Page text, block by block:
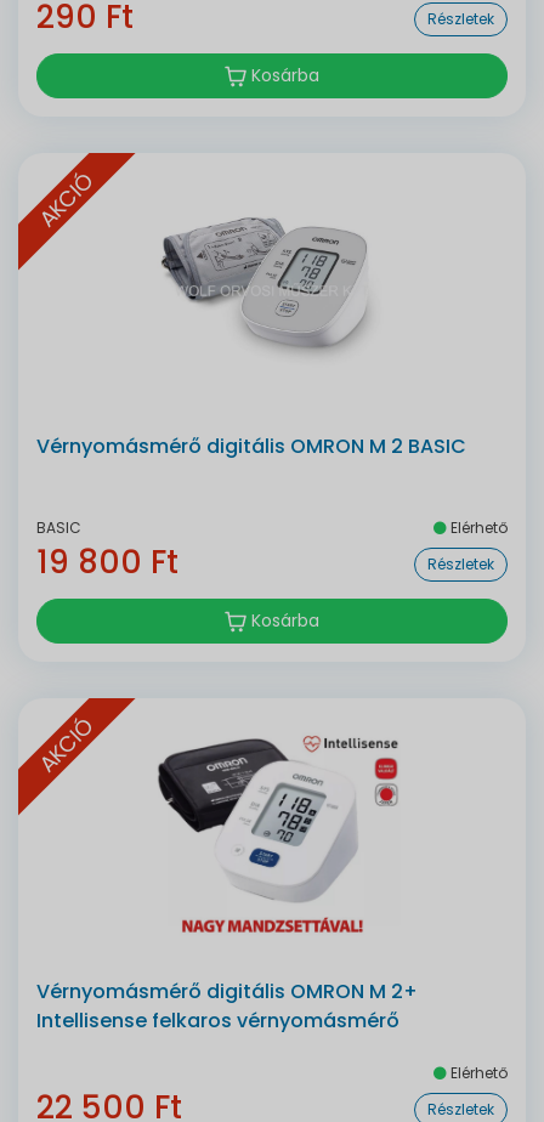
290 Ft Részletek
Kosárba
AKCIÓ
Vérnyomásmérő digitális OMRON M 2 BASIC
BASIC Elérhető
19 800 Ft Részletek
Kosárba
AKCIÓ
Vérnyomásmérő digitális OMRON M 2+
Intellisense felkaros vérnyomásmérő
Elérhető
22 500 Ft Részletek